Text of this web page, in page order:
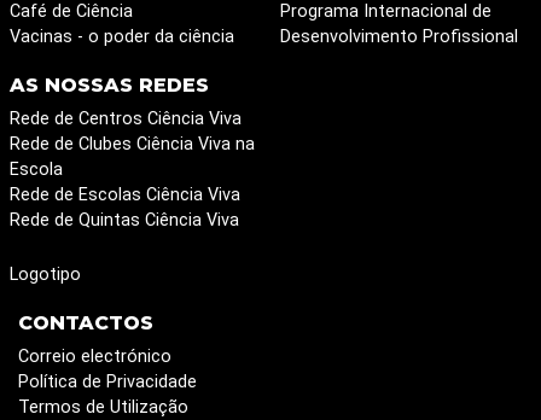
Café de Ciência
Vacinas - o poder da ciência
Programa Internacional de
Desenvolvimento Profissional
AS NOSSAS REDES
Rede de Centros Ciência Viva
Rede de Clubes Ciência Viva na
Escola
Rede de Escolas Ciência Viva
Rede de Quintas Ciência Viva
Logotipo
CONTACTOS
Correio electrónico
Política de Privacidade
Termos de Utilização